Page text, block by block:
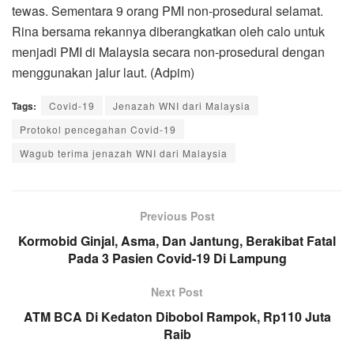
tewas. Sementara 9 orang PMI non-prosedural selamat.
Rina bersama rekannya diberangkatkan oleh calo untuk
menjadi PMI di Malaysia secara non-prosedural dengan
menggunakan jalur laut. (Adpim)
Tags: Covid-19
Jenazah WNI dari Malaysia
Protokol pencegahan Covid-19
Wagub terima jenazah WNI dari Malaysia
Previous Post
Kormobid Ginjal, Asma, Dan Jantung, Berakibat Fatal
Pada 3 Pasien Covid-19 Di Lampung
Next Post
ATM BCA Di Kedaton Dibobol Rampok, Rp110 Juta
Raib